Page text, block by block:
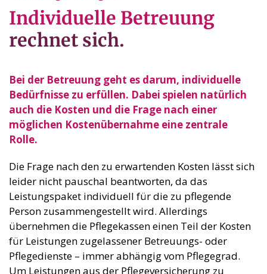
Individuelle Betreuung
rechnet sich.
Bei der Betreuung geht es darum, individuelle
Bedürfnisse zu erfüllen. Dabei spielen natürlich
auch die Kosten und die Frage nach einer
möglichen Kostenübernahme eine zentrale
Rolle.
Die Frage nach den zu erwartenden Kosten lässt sich
leider nicht pauschal beantworten, da das
Leistungspaket individuell für die zu pflegende
Person zusammengestellt wird. Allerdings
übernehmen die Pflegekassen einen Teil der Kosten
für Leistungen zugelassener Betreuungs- oder
Pflegedienste – immer abhängig vom Pflegegrad.
Um Leistungen aus der Pflegeversicherung zu